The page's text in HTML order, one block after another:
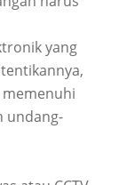
yang
undang-